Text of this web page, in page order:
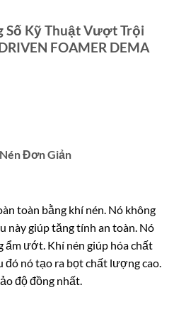
Số Kỹ Thuật Vượt Trội
FOAMER DEMA
Đơn Giản
toàn bằng khí nén. Nó không
này giúp tăng tính an toàn. Nó
ướt. Khí nén giúp hóa chất
đó nó tạo ra bọt chất lượng cao.
độ đồng nhất.